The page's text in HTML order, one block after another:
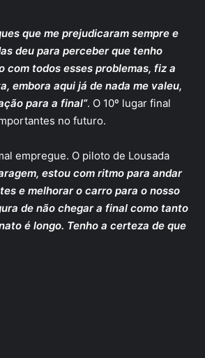
que me prejudicaram sempre e
deu para perceber que tenho
todos esses problemas, fiz a
embora aqui já de nada me valeu,
para a final”. O 10º lugar final
no futuro.
empregue. O piloto de Lousada
estou com ritmo para andar
e melhorar o carro para o nosso
de não chegar a final como tanto
é longo. Tenho a certeza de que